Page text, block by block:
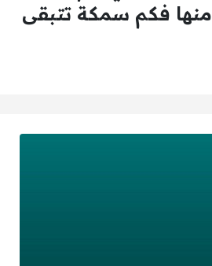
أعطى فقيراً 9 منها فكم سمكة تتبقى